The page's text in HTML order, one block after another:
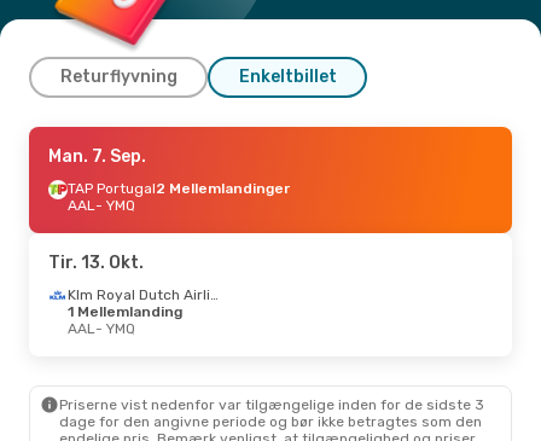
Returflyvning Enkeltbillet
Tor. 24. Sep.
Air France1 Mellemlanding
AAL- YMQ
YMQ- AAL
Fre. 23. Okt.- Man. 2. Nov.
Scandinavian Airlines
YMQ
- AAL
Man. 7. Sep.
TAP Portugal2 Mellemlandinger
AAL- YMQ
Tir. 13. Okt.
Klm Royal Dutch Airlines
1 Mellemlanding
AAL- YMQ
Priserne vist nedenfor var tilgængelige inden for de sidste 3
dage for den angivne periode og bør ikke betragtes som den